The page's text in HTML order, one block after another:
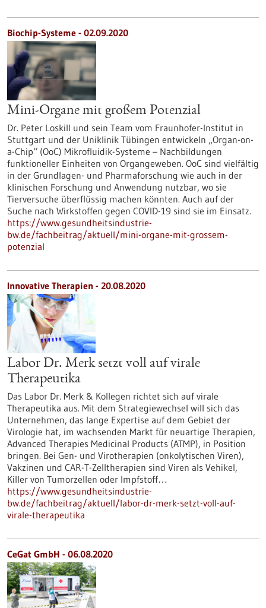
Biochip-Systeme - 02.09.2020
Mini-Organe mit großem Potenzial
Dr. Peter Loskill und sein Team vom Fraunhofer-Institut in
Stuttgart und der Uniklinik Tübingen entwickeln „Organ-on-
a-Chip“ (OoC) Mikrofluidik-Systeme – Nachbildungen
funktioneller Einheiten von Organgeweben. OoC sind vielfältig
in der Grundlagen- und Pharmaforschung wie auch in der
klinischen Forschung und Anwendung nutzbar, wo sie
Tierversuche überflüssig machen könnten. Auch auf der
Suche nach Wirkstoffen gegen COVID-19 sind sie im Einsatz.
https://www.gesundheitsindustrie-
bw.de/fachbeitrag/aktuell/mini-organe-mit-grossem-
potenzial
Innovative Therapien - 20.08.2020
Labor Dr. Merk setzt voll auf virale
Therapeutika
Das Labor Dr. Merk & Kollegen richtet sich auf virale
Therapeutika aus. Mit dem Strategiewechsel will sich das
Unternehmen, das lange Expertise auf dem Gebiet der
Virologie hat, im wachsenden Markt für neuartige Therapien,
Advanced Therapies Medicinal Products (ATMP), in Position
bringen. Bei Gen- und Virotherapien (onkolytischen Viren),
Vakzinen und CAR-T-Zelltherapien sind Viren als Vehikel,
Killer von Tumorzellen oder Impfstoff…
https://www.gesundheitsindustrie-
bw.de/fachbeitrag/aktuell/labor-dr-merk-setzt-voll-auf-
virale-therapeutika
CeGat GmbH - 06.08.2020